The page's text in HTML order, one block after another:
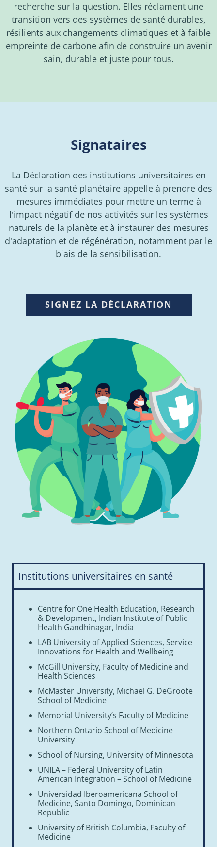
recherche sur la question. Elles réclament une
transition vers des systèmes de santé durables,
résilients aux changements climatiques et à faible
empreinte de carbone afin de construire un avenir
sain, durable et juste pour tous.
Signataires
La Déclaration des institutions universitaires en
santé sur la santé planétaire appelle à prendre des
mesures immédiates pour mettre un terme à
l'impact négatif de nos activités sur les systèmes
naturels de la planète et à instaurer des mesures
d'adaptation et de régénération, notamment par le
biais de la sensibilisation.
SIGNEZ LA DÉCLARATION
Institutions universitaires en santé
Centre for One Health Education, Research
& Development, Indian Institute of Public
Health Gandhinagar, India
LAB University of Applied Sciences, Service
Innovations for Health and Wellbeing
McGill University, Faculty of Medicine and
Health Sciences
McMaster University, Michael G. DeGroote
School of Medicine
Memorial University’s Faculty of Medicine
Northern Ontario School of Medicine
University
School of Nursing, University of Minnesota
UNILA – Federal University of Latin
American Integration – School of Medicine
Universidad Iberoamericana School of
Medicine, Santo Domingo, Dominican
Republic
University of British Columbia, Faculty of
Medicine